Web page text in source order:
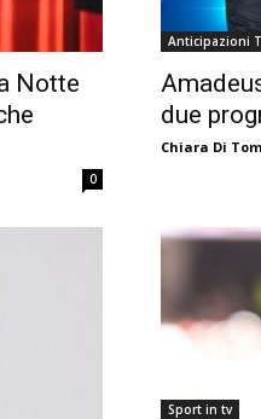
Notte
0
Anticipazioni
due
Chiara Di
Sport in tv